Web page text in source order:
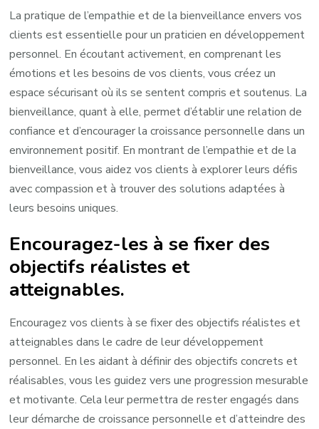
La pratique de l’empathie et de la bienveillance envers vos
clients est essentielle pour un praticien en développement
personnel. En écoutant activement, en comprenant les
émotions et les besoins de vos clients, vous créez un
espace sécurisant où ils se sentent compris et soutenus. La
bienveillance, quant à elle, permet d’établir une relation de
confiance et d’encourager la croissance personnelle dans un
environnement positif. En montrant de l’empathie et de la
bienveillance, vous aidez vos clients à explorer leurs défis
avec compassion et à trouver des solutions adaptées à
leurs besoins uniques.
Encouragez-les à se fixer des
objectifs réalistes et
atteignables.
Encouragez vos clients à se fixer des objectifs réalistes et
atteignables dans le cadre de leur développement
personnel. En les aidant à définir des objectifs concrets et
réalisables, vous les guidez vers une progression mesurable
et motivante. Cela leur permettra de rester engagés dans
leur démarche de croissance personnelle et d’atteindre des